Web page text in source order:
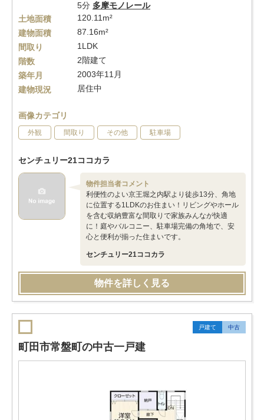
5分 多摩モノレール
土地面積
120.11m²
建物面積
87.16m²
間取り
1LDK
階数
2階建て
築年月
2003年11月
建物現況
居住中
画像カテゴリ
外観 間取り その他 駐車場
センチュリー21ココカラ
物件担当者コメント
利便性のよい京王堀之内駅より徒歩13分、角地
に位置する1LDKのお住まい！リビングやホール
を含む収納豊富な間取りで家族みんなが快適
に！庭やバルコニー、駐車場完備の角地で、安
心と便利が揃った住まいです。
センチュリー21ココカラ
物件を詳しく見る
戸建て 中古
町田市常盤町の中古一戸建